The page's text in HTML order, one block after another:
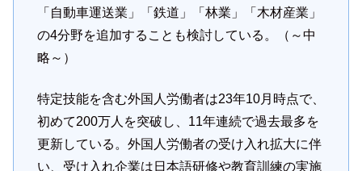
「自動車運送業」「鉄道」「林業」「木材産業」
の4分野を追加することも検討している。（～中
略～）
特定技能を含む外国人労働者は23年10月時点で、
初めて200万人を突破し、11年連続で過去最多を
更新している。外国人労働者の受け入れ拡大に伴
い、受け入れ企業は日本語研修や教育訓練の実施